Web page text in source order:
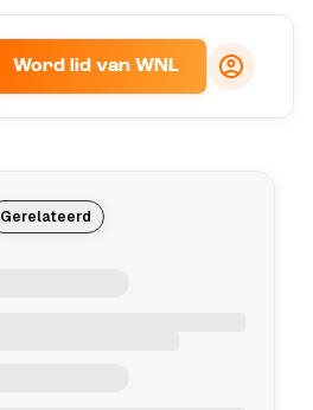
Word lid van WNL
Gerelateerd